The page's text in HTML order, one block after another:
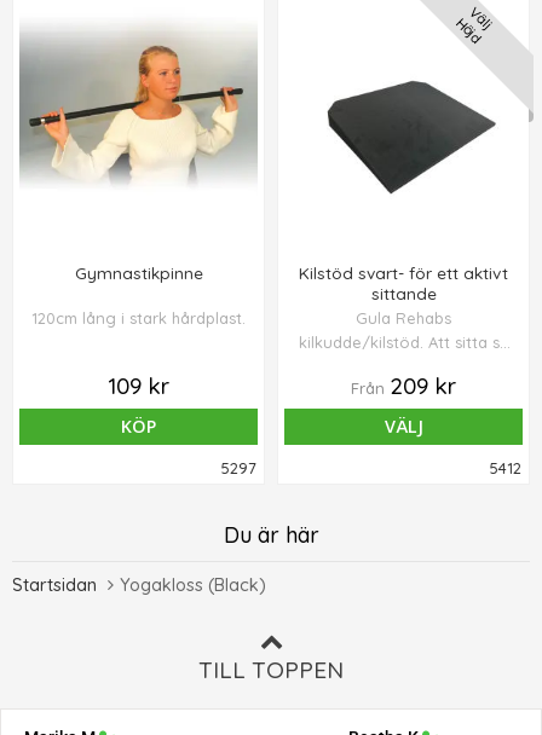
Gymnastikpinne
120cm lång i stark hårdplast.
109 kr
KÖP
5297
Välj
Höjd
Kilstöd svart- för ett aktivt
sittande
Gula Rehabs
kilkudde/kilstöd. Att sitta så
framåt ger en
framåttippning av bäckenet
och därmed en
gynnsammare sittergonomi
Från 209 kr
VÄLJ
5412
Du är här
Startsidan Yogakloss (Black)
TILL TOPPEN